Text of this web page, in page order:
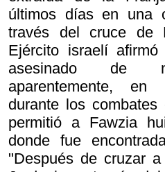
últimos días en una
través del cruce de
Ejército israelí
asesinado de
aparentemente,
durante los
permitió a Fawzia
donde fue
"Después de cruzar